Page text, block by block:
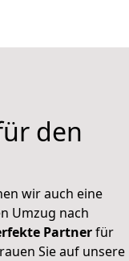
den
wir auch eine
Umzug nach
Partnerfür
Sie auf unsere